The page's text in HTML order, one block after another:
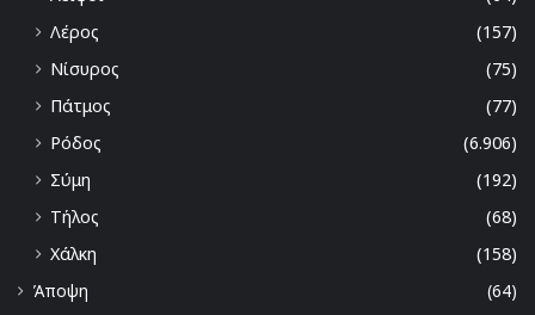
Λέρος
(157)
Νίσυρος
(75)
Πάτμος
(77)
Ρόδος
(6.906)
Σύμη
(192)
Τήλος
(68)
Χάλκη
(158)
Άποψη
(64)